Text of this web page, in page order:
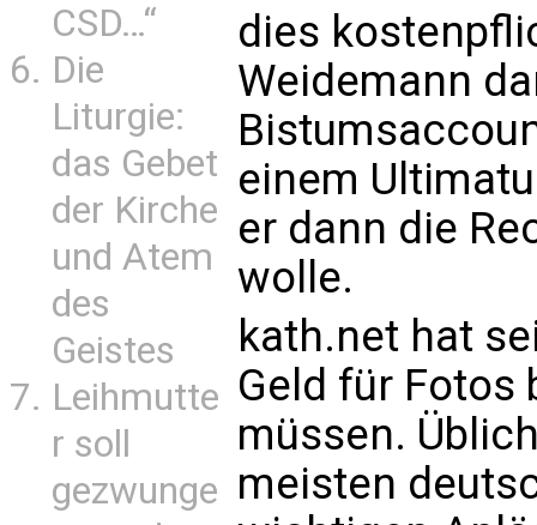
CSD…“
Die
Liturgie:
das Gebet
der Kirche
und Atem
des
Geistes
Leihmutte
r soll
gezwunge
dies
Weidemann
einem
er dann die
wolle.
kath.net hat
Geld für Fotos
müssen.
meisten